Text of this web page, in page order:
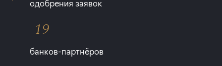
одобрения заявок
19
банков-партнёров